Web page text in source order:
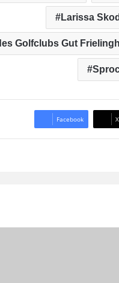
Larissa
Golfclubs Gut
Facebook X